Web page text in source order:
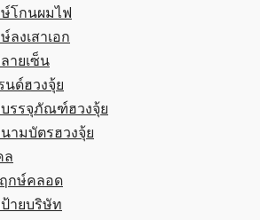
โกนผมไฟ
ลงเสาเอก
ายเซ็น
นด์ฮวงจุ้ย
รรจุภัณฑ์ฮวงจุ้ย
ามบัตรฮวงจุ้ย
ล
กษ์คลอด
ายบริษัท